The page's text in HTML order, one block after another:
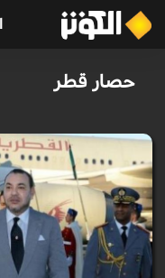
حصار قطر